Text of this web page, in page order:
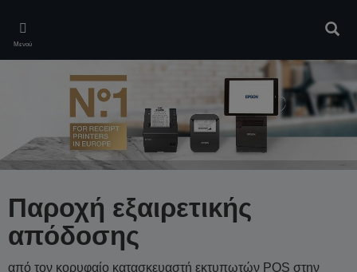
main
content
Μενού
Παροχή εξαιρετικής
απόδοσης
από τον κορυφαίο κατασκευαστή εκτυπωτών POS στην